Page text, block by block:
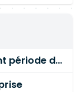
Creation micro entreprise pendant période de carence